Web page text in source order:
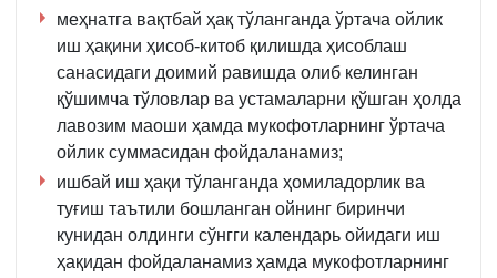
й.
1136-
сон
Низом
49-
б.
меҳнатга вақтбай ҳақ тўланганда ўртача ойлик
иш ҳақини ҳисоб-китоб қилишда ҳисоблаш
санасидаги доимий равишда олиб келинган
қўшимча тўловлар ва устамаларни қўшган ҳолда
лавозим маоши ҳамда мукофотларнинг ўртача
ойлик суммасидан фойдаланамиз;
ишбай иш ҳақи тўланганда ҳомиладорлик ва
туғиш таътили бошланган ойнинг биринчи
кунидан олдинги сўнгги календарь ойидаги иш
ҳақидан фойдаланамиз ҳамда мукофотларнинг